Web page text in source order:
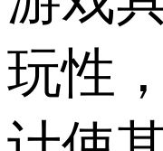
玩性